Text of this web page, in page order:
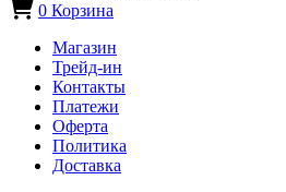
0 Корзина
Магазин
Трейд-ин
Контакты
Платежи
Оферта
Политика
Доставка